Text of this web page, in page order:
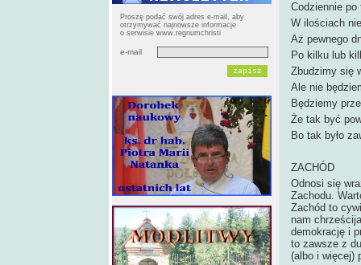
Proszę podać swój adres e-mail, aby
otrzymywać najnowsze informacje
o serwisie www.regnumchristi
e-mail
Codziennie po
W ilościach
Aż pewnego
Po kilku lub
Zbudzimy się
Ale nie
Będziemy
Że tak być
Bo tak było
ZACHÓD
Odnosi się
Zachodu.
Zachód to
nam
demokrację i
to zawsze z
(albo i więcej)